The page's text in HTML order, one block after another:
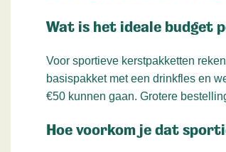
Wat is het ideale budget
Voor sportieve kerstpakketten
basispakket met een drinkfles en
€50 kunnen gaan. Grotere
Hoe voorkom je dat